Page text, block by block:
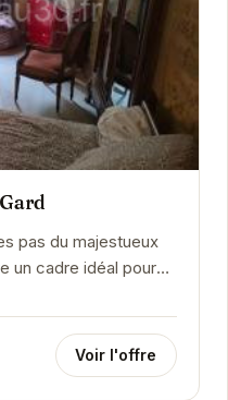
pas du majestueux
un cadre idéal pour
des vacances en...
Voir l'offre